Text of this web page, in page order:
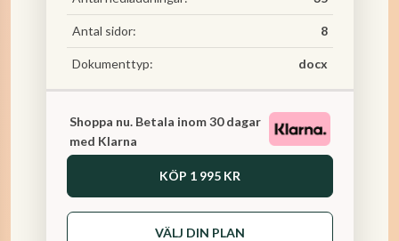
Antal sidor: 8
Dokumenttyp: docx
Shoppa nu. Betala inom 30 dagar
med Klarna
KÖP 1 995 KR
VÄLJ DIN PLAN